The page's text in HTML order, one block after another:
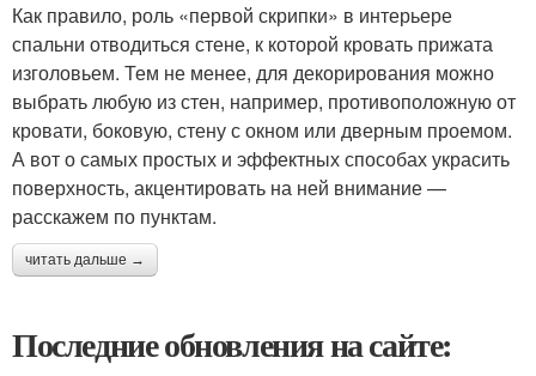
Как правило, роль «первой скрипки» в интерьере
спальни отводиться стене, к которой кровать прижата
изголовьем. Тем не менее, для декорирования можно
выбрать любую из стен, например, противоположную от
кровати, боковую, стену с окном или дверным проемом.
А вот о самых простых и эффектных способах украсить
поверхность, акцентировать на ней внимание —
расскажем по пунктам.
читать дальше →
Последние обновления на сайте: